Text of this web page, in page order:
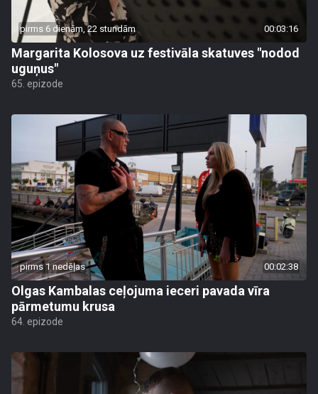
pirms 6 dienām, 22 stundām 00:03:16
Margarita Kolosova uz festivāla skatuves "nodod
uguņus"
65. epizode
pirms 1 nedēļas 00:02:38
Olgas Kambalas ceļojuma ieceri pavada vīra
pārmetumu krusa
64. epizode